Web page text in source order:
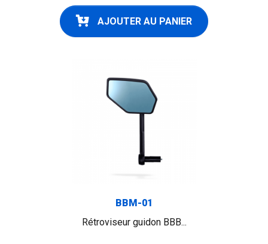
AJOUTER AU PANIER
BBM-01
Rétroviseur guidon BBB...